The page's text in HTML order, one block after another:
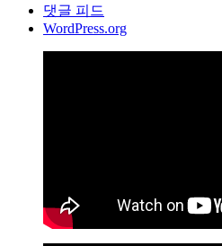
댓글 피드
WordPress.org